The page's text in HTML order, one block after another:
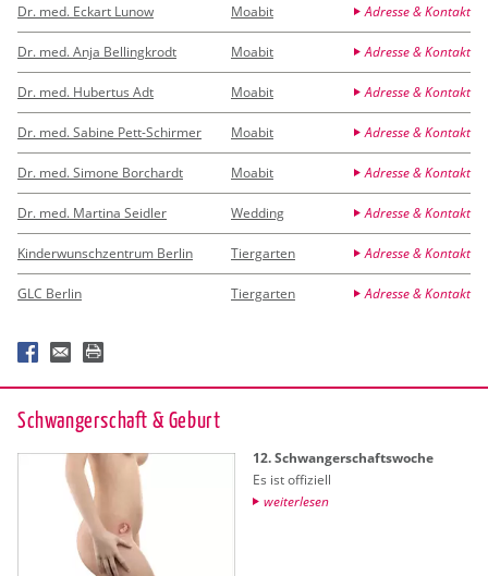
Dr. med. Eckart Lunow Moabit Adresse & Kontakt
Dr. med. Anja Bellingkrodt Moabit Adresse & Kontakt
Dr. med. Hubertus Adt Moabit Adresse & Kontakt
Dr. med. Sabine Pett-Schirmer Moabit Adresse & Kontakt
Dr. med. Simone Borchardt Moabit Adresse & Kontakt
Dr. med. Martina Seidler Wedding Adresse & Kontakt
Kinderwunschzentrum Berlin Tiergarten Adresse & Kontakt
GLC Berlin Tiergarten Adresse & Kontakt
Schwan­ger­schaft & Ge­burt
12. Schwan­ger­schafts­wo­che
Es ist of­fi­zi­ell
wei­ter­le­sen